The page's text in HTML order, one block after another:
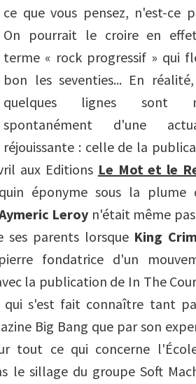
ce que vous pensez, n'est-ce
On pourrait le croire en
terme « rock progressif » qui
bon les seventies... En
quelques lignes sont
spontanément d'une
réjouissante : celle de la
aux Editions Le Mot et le
éponyme sous la plume
Leroy n'était même
ses parents lorsque King
fondatrice d'un
la publication de In The
qui s'est fait connaître tant
Big Bang que par son
tout ce qui concerne
le sillage du groupe Soft